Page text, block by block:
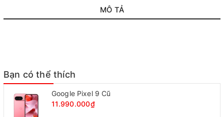
MÔ TẢ
Bạn có thể thích
Google Pixel 9 Cũ
11.990.000₫